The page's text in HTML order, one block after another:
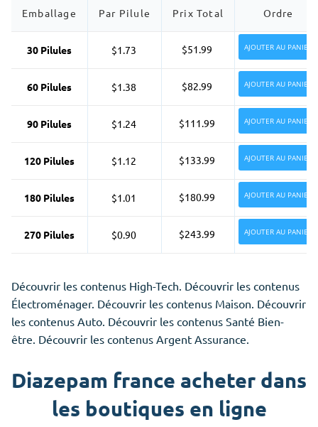
Emballage Par Pilule Prix Total Ordre
30 Pilules $1.73 $51.99 AJOUTER AU PANIER
60 Pilules $1.38 $82.99 AJOUTER AU PANIER
90 Pilules $1.24 $111.99 AJOUTER AU PANIER
120 Pilules $1.12 $133.99 AJOUTER AU PANIER
180 Pilules $1.01 $180.99 AJOUTER AU PANIER
270 Pilules $0.90 $243.99 AJOUTER AU PANIER
Découvrir les contenus High-Tech. Découvrir les contenus
Électroménager. Découvrir les contenus Maison. Découvrir
les contenus Auto. Découvrir les contenus Santé Bien-
être. Découvrir les contenus Argent Assurance.
Diazepam france acheter dans
les boutiques en ligne